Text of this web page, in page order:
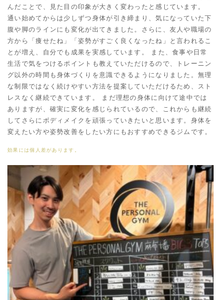
んだことで、見た目の印象が大きく変わったと感じています。
通い始めてからは少しずつ身体が引き締まり、気になっていた下
腹や脚のラインにも変化が出てきました。さらに、友人や職場の
方から「痩せたね」「姿勢がすごく良くなったね」と言われるこ
とが増え、自分でも成果を実感しています。 また、食事や日常
生活で気をつけるポイントも教えていただけるので、トレーニン
グ以外の時間も身体づくりを意識できるようになりました。無理
な制限ではなく続けやすい方法を提案していただけるため、スト
レスなく継続できています。 まだ理想の身体に向けて途中では
ありますが、確実に変化を感じられているので、これからも継続
してさらにボディメイクを頑張っていきたいと思います。身体を
変えたい方や姿勢改善をしたい方にもおすすめできるジムです。
効果には個人差があります。